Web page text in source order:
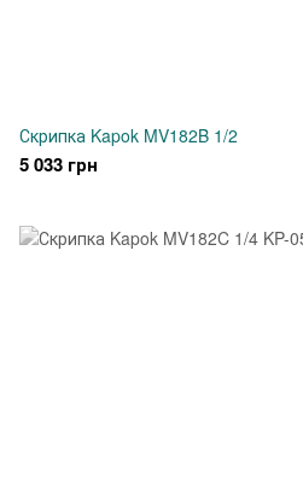
Скрипка Kapok MV182B 1/2
5 033 грн